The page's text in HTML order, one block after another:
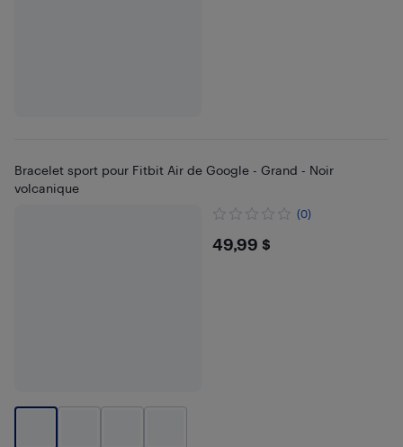
Bracelet sport pour Fitbit Air de Google - Grand - Noir
volcanique
(0)
$49.99
49,99 $